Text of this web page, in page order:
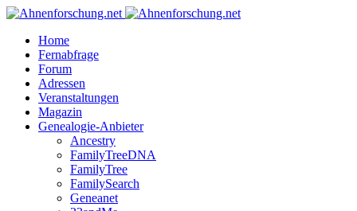
Home
Fernabfrage
Forum
Adressen
Veranstaltungen
Magazin
Genealogie-Anbieter
Ancestry
FamilyTreeDNA
FamilyTree
FamilySearch
Geneanet